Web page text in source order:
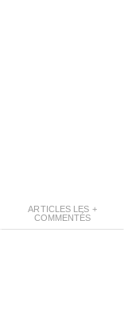
ARTICLES LES +
COMMENTÉS